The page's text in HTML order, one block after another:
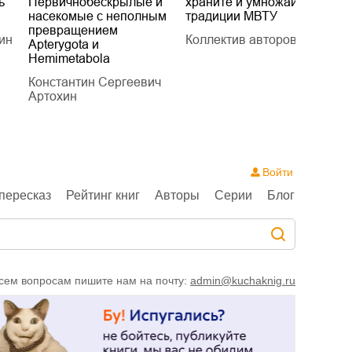
насекомые с неполным
превращением
Apterygota и
Hemimetabola
Константин Сергеевич
Артохин
традиции МВТУ
Коллектив авторов
Рейтинг книг Авторы Серии Блог
Войти
вопросам пишите нам на почту: admin@kuchaknig.ru